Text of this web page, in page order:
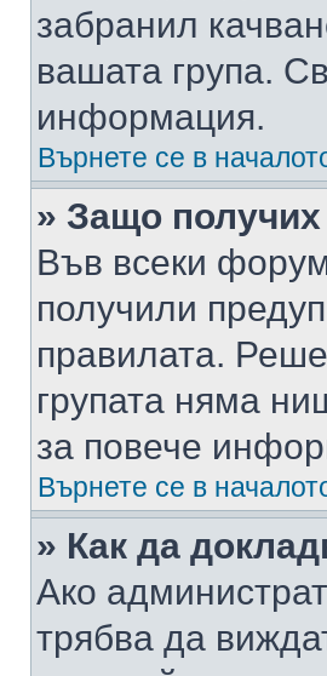
забранил
вашата група.
информация.
Върнете се в
» Защо
Във всеки
получили
правилата.
групата няма
за повече
Върнете се в
» Как да
Ако
трябва да